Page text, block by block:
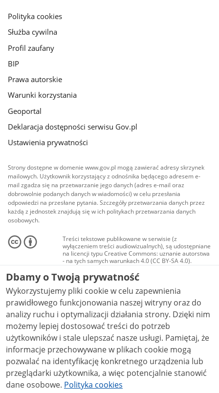
gov.pl
Polityka cookies
Służba cywilna
Profil zaufany
BIP
Prawa autorskie
Warunki korzystania
Geoportal
Deklaracja dostępności serwisu Gov.pl
Ustawienia prywatności
Strony dostępne w domenie www.gov.pl mogą zawierać adresy skrzynek
mailowych. Użytkownik korzystający z odnośnika będącego adresem e-
mail zgadza się na przetwarzanie jego danych (adres e-mail oraz
dobrowolnie podanych danych w wiadomości) w celu przesłania
odpowiedzi na przesłane pytania. Szczegóły przetwarzania danych przez
każdą z jednostek znajdują się w ich politykach przetwarzania danych
osobowych.
Treści tekstowe publikowane w serwisie (z
wyłączeniem treści audiowizualnych), są udostępniane
na licencji typu Creative Commons: uznanie autorstwa
- na tych samych warunkach 4.0 (CC BY-SA 4.0).
Materiały audiowizualne, w tym zdjęcia, materiały
audio i wideo, są udostępniane na licencji typu
Creative Commons: uznanie autorstwa użycie
niekomercyjne - bez utworów zależnych 4.0 (CC BY-
NC-ND 4.0), o ile nie jest to stwierdzone inaczej.
Dbamy o Twoją prywatność
Wykorzystujemy pliki cookie w celu zapewnienia
prawidłowego funkcjonowania naszej witryny oraz do
analizy ruchu i optymalizacji działania strony. Dzięki nim
możemy lepiej dostosować treści do potrzeb
użytkowników i stale ulepszać nasze usługi. Pamiętaj, że
informacje przechowywane w plikach cookie mogą
pozwalać na identyfikację konkretnego urządzenia lub
przeglądarki użytkownika, a więc potencjalnie stanowić
dane osobowe. Polityka cookies